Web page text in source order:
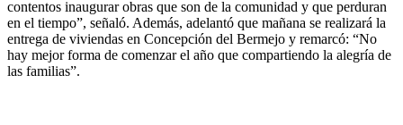
contentos inaugurar obras que son de la comunidad y que perduran
en el tiempo”, señaló. Además, adelantó que mañana se realizará la
entrega de viviendas en Concepción del Bermejo y remarcó: “No
hay mejor forma de comenzar el año que compartiendo la alegría de
las familias”.